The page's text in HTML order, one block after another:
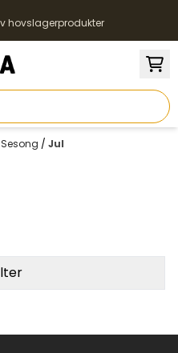
hovslagerprodukter
Sesong / Jul